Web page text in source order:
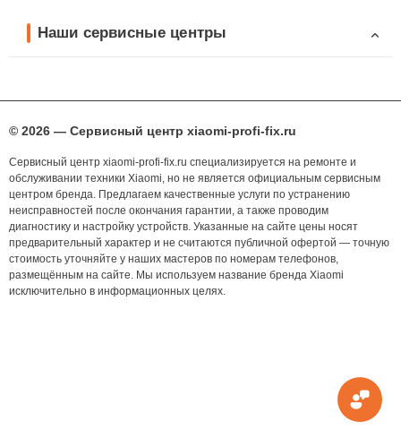
Наши сервисные центры
© 2026 — Сервисный центр xiaomi-profi-fix.ru
Сервисный центр xiaomi-profi-fix.ru специализируется на ремонте и
обслуживании техники Xiaomi, но не является официальным сервисным
центром бренда. Предлагаем качественные услуги по устранению
неисправностей после окончания гарантии, а также проводим
диагностику и настройку устройств. Указанные на сайте цены носят
предварительный характер и не считаются публичной офертой — точную
стоимость уточняйте у наших мастеров по номерам телефонов,
размещённым на сайте. Мы используем название бренда Xiaomi
исключительно в информационных целях.